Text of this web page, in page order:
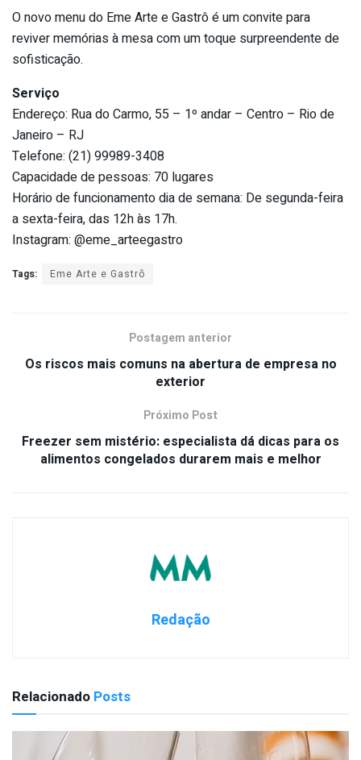
O novo menu do Eme Arte e Gastrô é um convite para
reviver memórias à mesa com um toque surpreendente de
sofisticação.
Serviço
Endereço: Rua do Carmo, 55 – 1º andar – Centro – Rio de
Janeiro – RJ
Telefone: (21) 99989-3408
Capacidade de pessoas: 70 lugares
Horário de funcionamento dia de semana: De segunda-feira
a sexta-feira, das 12h às 17h.
Instagram: @eme_arteegastro
Tags: Eme Arte e Gastrô
Postagem anterior
Os riscos mais comuns na abertura de empresa no
exterior
Próximo Post
Freezer sem mistério: especialista dá dicas para os
alimentos congelados durarem mais e melhor
Redação
Relacionado Posts